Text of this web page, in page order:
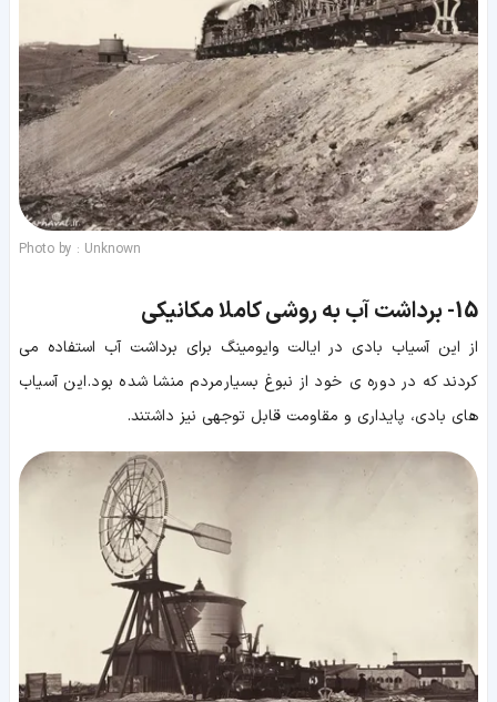
Photo by : Unknown
15- برداشت آب به روشی کاملا مکانیکی
از این آسیاب بادی در ایالت وایومینگ برای برداشت آب استفاده می
کردند که در دوره ی خود از نبوغ بسیار مردم منشا شده بود. این آسیاب
های بادی، پایداری و مقاومت قابل توجهی نیز داشتند.